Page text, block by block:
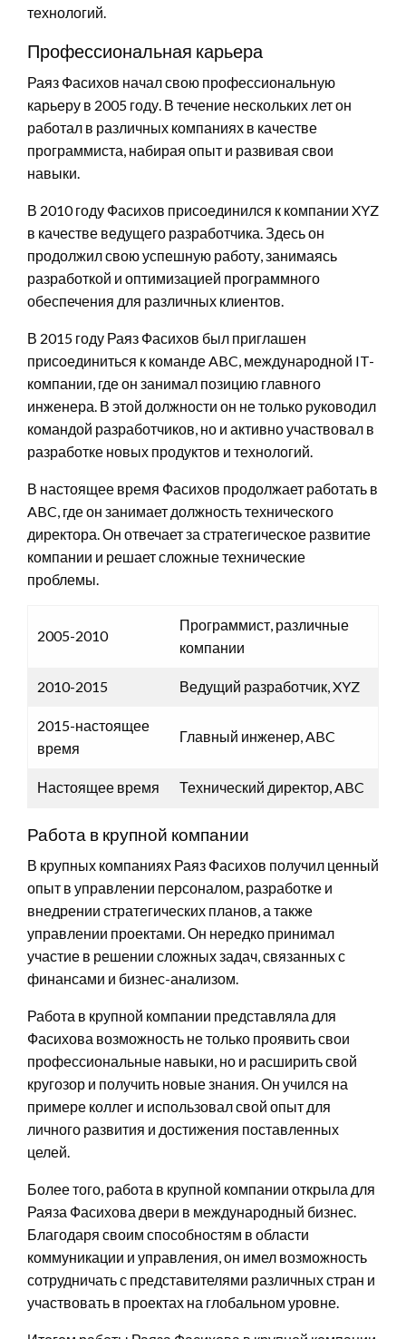
технологий.
Профессиональная карьера
Раяз Фасихов начал свою профессиональную
карьеру в 2005 году. В течение нескольких лет он
работал в различных компаниях в качестве
программиста, набирая опыт и развивая свои
навыки.
В 2010 году Фасихов присоединился к компании XYZ
в качестве ведущего разработчика. Здесь он
продолжил свою успешную работу, занимаясь
разработкой и оптимизацией программного
обеспечения для различных клиентов.
В 2015 году Раяз Фасихов был приглашен
присоединиться к команде ABC, международной IT-
компании, где он занимал позицию главного
инженера. В этой должности он не только руководил
командой разработчиков, но и активно участвовал в
разработке новых продуктов и технологий.
В настоящее время Фасихов продолжает работать в
ABC, где он занимает должность технического
директора. Он отвечает за стратегическое развитие
компании и решает сложные технические
проблемы.
2005-2010
Программист, различные
компании
2010-2015 Ведущий разработчик, XYZ
2015-настоящее
время
Главный инженер, ABC
Настоящее время Технический директор, ABC
Работа в крупной компании
В крупных компаниях Раяз Фасихов получил ценный
опыт в управлении персоналом, разработке и
внедрении стратегических планов, а также
управлении проектами. Он нередко принимал
участие в решении сложных задач, связанных с
финансами и бизнес-анализом.
Работа в крупной компании представляла для
Фасихова возможность не только проявить свои
профессиональные навыки, но и расширить свой
кругозор и получить новые знания. Он учился на
примере коллег и использовал свой опыт для
личного развития и достижения поставленных
целей.
Более того, работа в крупной компании открыла для
Раяза Фасихова двери в международный бизнес.
Благодаря своим способностям в области
коммуникации и управления, он имел возможность
сотрудничать с представителями различных стран и
участвовать в проектах на глобальном уровне.